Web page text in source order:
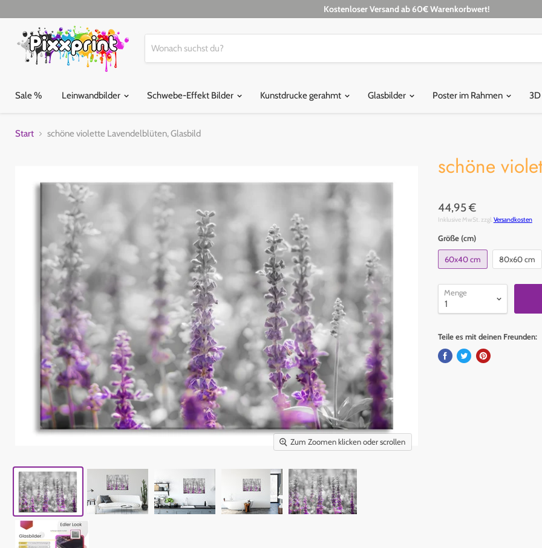
Kostenloser Versand ab 60€ Warenkorbwert!
Sale % Leinwandbilder Schwebe-Effekt Bilder Kunstdrucke gerahmt Glasbilder Poster im Rahmen
Start schöne violette Lavendelblüten, Glasbild
Zum Zoomen klicken oder scrollen
schöne
44,95 €
Inklusive MwSt. zzgl.Versandkosten
Größe (cm)
60x40 cm 80x60 cm
Menge
Teile es mit deinen Freunden: